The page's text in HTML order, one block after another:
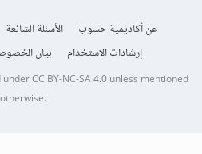
عن أكاديمية حسوب الأسئلة الشائعة
إرشادات الاستخدام
بيان
underCC BY-NC-SA 4.0unless mentioned
otherwise.